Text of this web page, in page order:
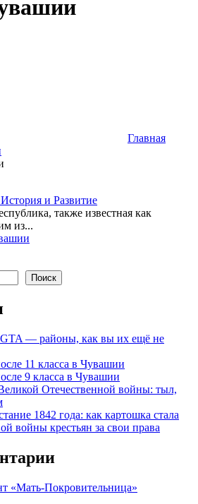
Главная
и Развитие
также известная как
из...
Поиск
— районы, как вы их ещё не
11 класса в Чувашии
9 класса в Чувашии
Отечественной войны: тыл,
1842 года: как картошка стала
войны крестьян за свои права
«Мать-Покровительница»